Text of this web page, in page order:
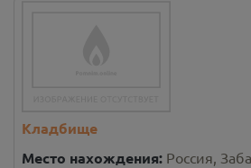
Кладбище
Место нахождения: Россия,